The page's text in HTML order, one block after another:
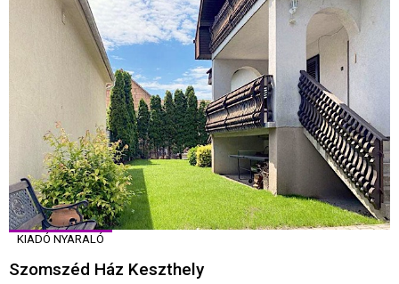
KIADÓ NYARALÓ
Szomszéd Ház Keszthely